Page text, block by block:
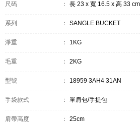
尺码 ： 長 23 x 寬 16.5 x 高 33 cm
系列 ： SANGLE BUCKET
淨重 ： 1KG
毛重 ： 2KG
型號 ： 18959 3AH4 31AN
手袋款式 ： 單肩包/手提包
肩帶高度 ： 25cm